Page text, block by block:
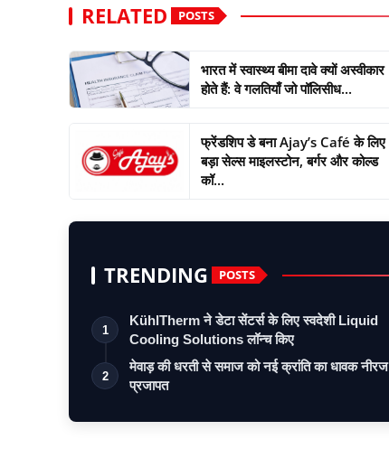
RELATED POSTS
भारत में स्वास्थ्य बीमा दावे क्यों अस्वीकार
होते हैं: वे गलतियाँ जो पॉलिसीध...
फ्रेंडशिप डे बना Ajay’s Café के लिए
बड़ा सेल्स माइलस्टोन, बर्गर और कोल्ड
कॉ...
TRENDING POSTS
1
KühlTherm ने डेटा सेंटर्स के लिए स्वदेशी Liquid
Cooling Solutions लॉन्च किए
2
मेवाड़ की धरती से समाज को नई क्रांति का धावक नीरज
प्रजापत